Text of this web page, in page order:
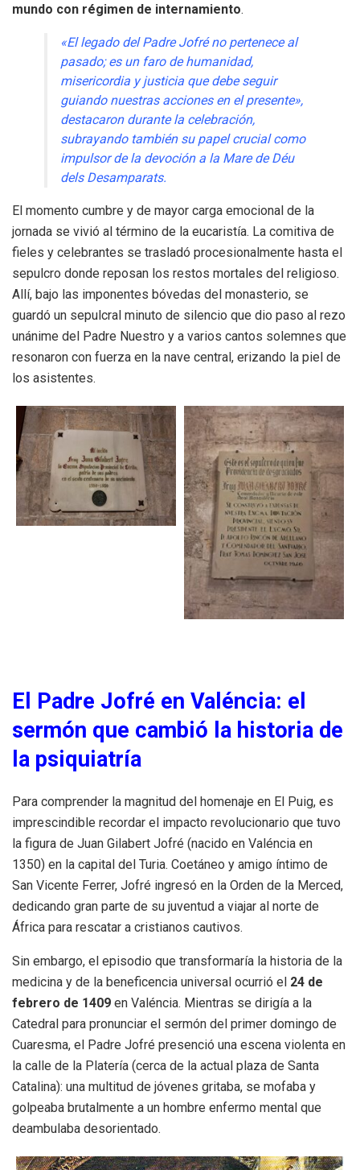
mundo con régimen de internamiento.
«El legado del Padre Jofré no pertenece al
pasado; es un faro de humanidad,
misericordia y justicia que debe seguir
guiando nuestras acciones en el presente»,
destacaron durante la celebración,
subrayando también su papel crucial como
impulsor de la devoción a la Mare de Déu
dels Desamparats.
El momento cumbre y de mayor carga emocional de la
jornada se vivió al término de la eucaristía. La comitiva de
fieles y celebrantes se trasladó procesionalmente hasta el
sepulcro donde reposan los restos mortales del religioso.
Allí, bajo las imponentes bóvedas del monasterio, se
guardó un sepulcral minuto de silencio que dio paso al rezo
unánime del Padre Nuestro y a varios cantos solemnes que
resonaron con fuerza en la nave central, erizando la piel de
los asistentes.
El Padre Jofré en Valéncia: el
sermón que cambió la historia de
la psiquiatría
Para comprender la magnitud del homenaje en El Puig, es
imprescindible recordar el impacto revolucionario que tuvo
la figura de Juan Gilabert Jofré (nacido en Valéncia en
1350) en la capital del Turia. Coetáneo y amigo íntimo de
San Vicente Ferrer, Jofré ingresó en la Orden de la Merced,
dedicando gran parte de su juventud a viajar al norte de
África para rescatar a cristianos cautivos.
Sin embargo, el episodio que transformaría la historia de la
medicina y de la beneficencia universal ocurrió el 24 de
febrero de 1409 en Valéncia. Mientras se dirigía a la
Catedral para pronunciar el sermón del primer domingo de
Cuaresma, el Padre Jofré presenció una escena violenta en
la calle de la Platería (cerca de la actual plaza de Santa
Catalina): una multitud de jóvenes gritaba, se mofaba y
golpeaba brutalmente a un hombre enfermo mental que
deambulaba desorientado.